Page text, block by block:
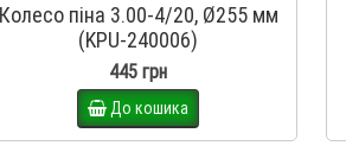
Колесо піна 3.00-4/20, Ø255 мм
(KPU-240006)
445 грн
До кошика